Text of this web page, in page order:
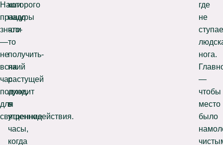
Наши
пращуры
знали
—
не
всякий
час
подходит
для
священнодействия.
которого
надо
что-
то
получить-
на
растущей
луне,
в
утренние
часы,
когда
где
не
нога.
—
чтобы
место
было